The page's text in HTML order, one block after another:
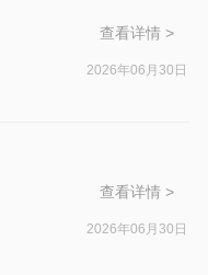
查看详情 >
2026年06月30日
查看详情 >
2026年06月30日